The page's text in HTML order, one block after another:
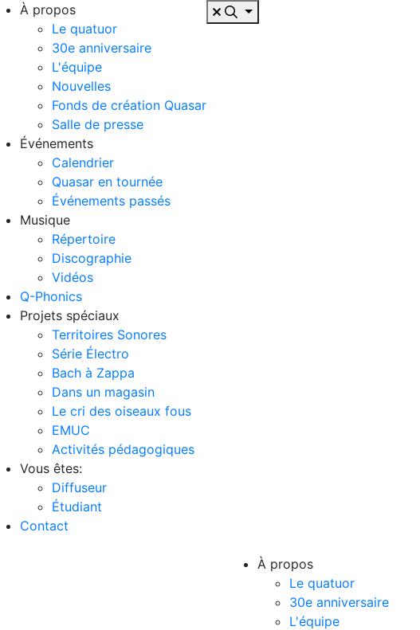
À propos
Le quatuor
30e anniversaire
L'équipe
Nouvelles
Fonds de création Quasar
Salle de presse
Événements
Calendrier
Quasar en tournée
Événements passés
Musique
Répertoire
Discographie
Vidéos
Q-Phonics
Projets spéciaux
Territoires Sonores
Série Électro
Bach à Zappa
Dans un magasin
Le cri des oiseaux fous
EMUC
Activités pédagogiques
Vous êtes:
Diffuseur
Étudiant
Contact
À propos
Le quatuor
30e anniversaire
L'équipe